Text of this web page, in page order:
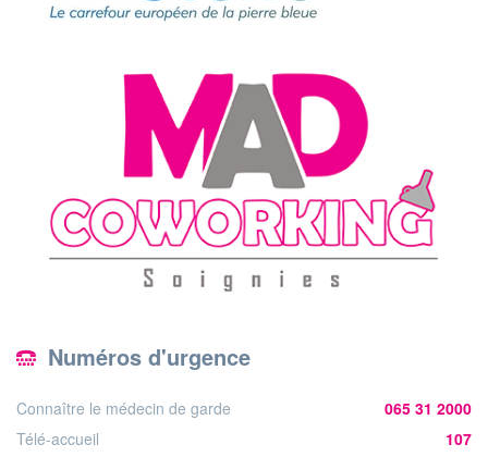
Numéros d'urgence
Connaître le médecin de garde
065 31 2000
Télé-accueil
107